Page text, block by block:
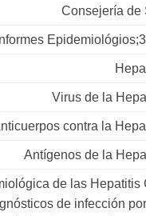
Consejería de
Informes
Virus de la
contra la
Antígenos de la
de las Hepatitis
de infección